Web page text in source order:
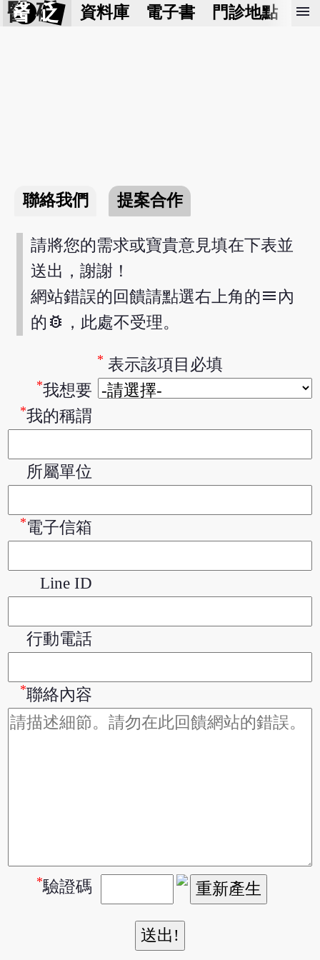
醫 砭 資料庫 電子書 門診地點 預
menu
聯絡我們 提案合作
請將您的需求或寶貴意見填在下表並
送出，謝謝！
網站錯誤的回饋請點選右上角的 menu 內
的 bug_report ，此處不受理。
* 表示該項目必填
*我想要
*我的稱謂
所屬單位
*電子信箱
Line ID
行動電話
*聯絡內容
*驗證碼